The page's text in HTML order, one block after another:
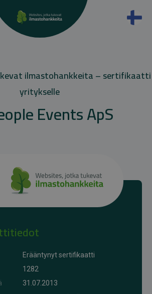
ilmastohankkeita – sertifikaatti
yritykselle
Events ApS
Erääntynyt sertifikaatti
1282
31.07.2013